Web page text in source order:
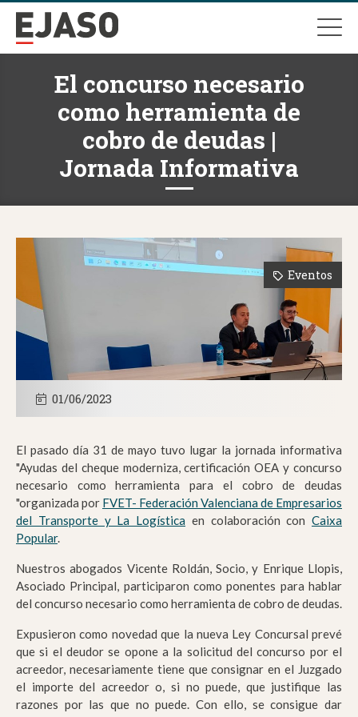
El concurso necesario
como herramienta de
cobro de deudas |
Jornada Informativa
Eventos
01/06/2023
El pasado día 31 de mayo tuvo lugar la jornada informativa
"Ayudas del cheque moderniza, certificación OEA y concurso
necesario como herramienta para el cobro de deudas
"organizada por FVET- Federación Valenciana de Empresarios
del Transporte y La Logística en colaboración con Caixa
Popular.
Nuestros abogados Vicente Roldán, Socio, y Enrique Llopis,
Asociado Principal, participaron como ponentes para hablar
del concurso necesario como herramienta de cobro de deudas.
Expusieron como novedad que la nueva Ley Concursal prevé
que si el deudor se opone a la solicitud del concurso por el
acreedor, necesariamente tiene que consignar en el Juzgado
el importe del acreedor o, si no puede, que justifique las
razones por las que no puede. Con ello, se consigue dar